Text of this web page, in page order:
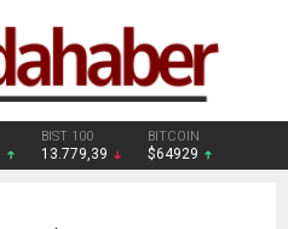
BIST 100
13.779,39
BITCOIN
$64929